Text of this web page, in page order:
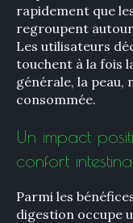
rapidement que
regroupent
Les utilisateurs
touchent à la fois
générale, la peau,
consommée.
Un impact
confort
Parmi les
digestion occupe